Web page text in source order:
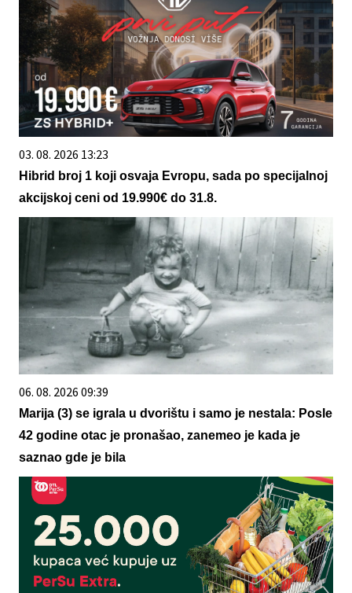
03. 08. 2026 13:23
Hibrid broj 1 koji osvaja Evropu, sada po specijalnoj
akcijskoj ceni od 19.990€ do 31.8.
06. 08. 2026 09:39
Marija (3) se igrala u dvorištu i samo je nestala: Posle
42 godine otac je pronašao, zanemeo je kada je
saznao gde je bila